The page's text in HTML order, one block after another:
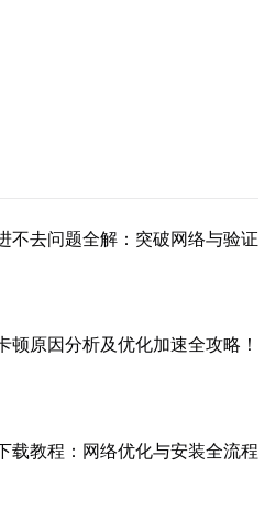
不去问题全解：突破网络与验证
顿原因分析及优化加速全攻略！
载教程：网络优化与安装全流程